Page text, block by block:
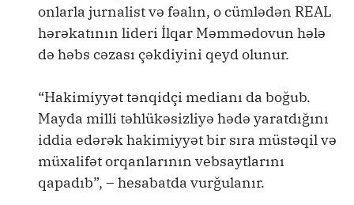
onlarla jurnalist və fəalın, o cümlədən REAL
hərəkatının lideri İlqar Məmmədovun hələ
də həbs cəzası çəkdiyini qeyd olunur.
“Hakimiyyət tənqidçi medianı da boğub.
Mayda milli təhlükəsizliyə hədə yaratdığını
iddia edərək hakimiyyət bir sıra müstəqil və
müxalifət orqanlarının vebsaytlarını
qapadıb”, – hesabatda vurğulanır.